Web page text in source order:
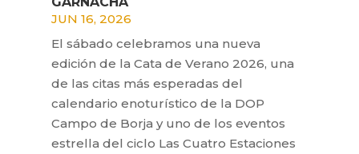
JUN 16, 2026
El sábado celebramos una nueva
edición de la Cata de Verano 2026, una
de las citas más esperadas del
calendario enoturístico de la DOP
Campo de Borja y uno de los eventos
estrella del ciclo Las Cuatro Estaciones